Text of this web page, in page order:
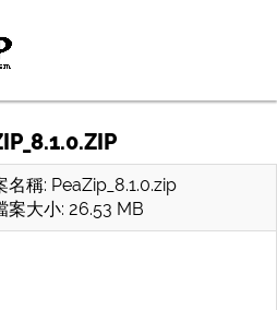
稱: PeaZip_8.1.0.zip
案大小: 26.53 MB